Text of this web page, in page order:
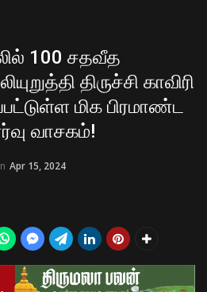
100 சதவீத
திருச்சி காவிரி
மிக பிரமாண்ட
வாசகம்!
Apr 15, 2024